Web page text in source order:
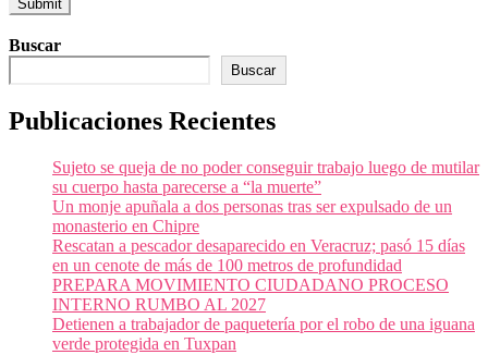
Buscar
Buscar
Publicaciones Recientes
Sujeto se queja de no poder conseguir trabajo luego de mutilar
su cuerpo hasta parecerse a “la muerte”
Un monje apuñala a dos personas tras ser expulsado de un
monasterio en Chipre
Rescatan a pescador desaparecido en Veracruz; pasó 15 días
en un cenote de más de 100 metros de profundidad
PREPARA MOVIMIENTO CIUDADANO PROCESO
INTERNO RUMBO AL 2027
Detienen a trabajador de paquetería por el robo de una iguana
verde protegida en Tuxpan